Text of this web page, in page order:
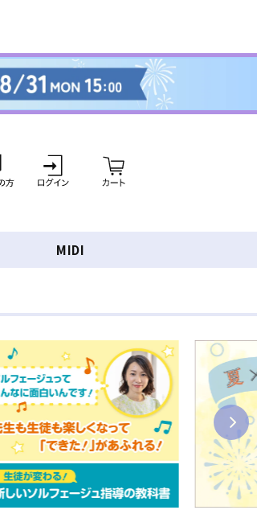
グ
イ
ー
ト
MIDI